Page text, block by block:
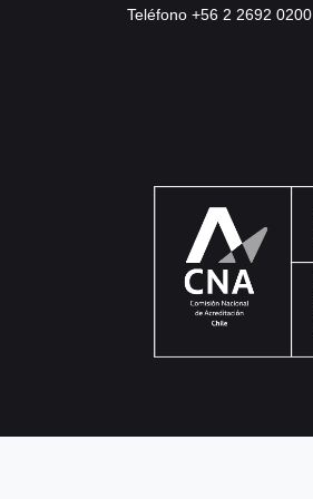
Teléfono +56 2 2692 0200